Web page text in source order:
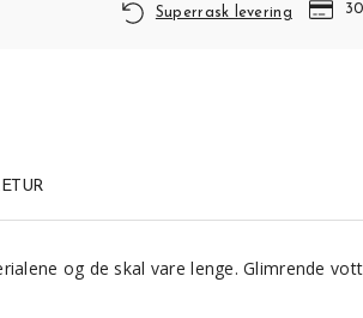
Superrask levering
og de skal vare lenge. Glimrende